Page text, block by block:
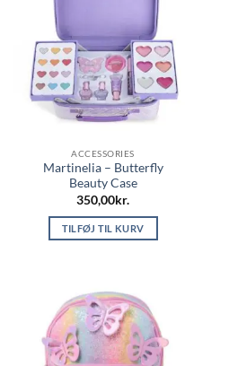
Mulighederne
kan
vælges
på
varesiden
ACCESSORIES
Martinelia – Butterfly
Beauty Case
350,00kr.
TILFØJ TIL KURV